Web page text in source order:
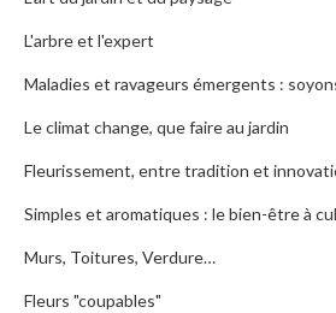
L'arbre et l'expert
Maladies et ravageurs émergents :
Le climat change, que faire au jardin
Fleurissement, entre tradition et
Simples et aromatiques : le bien-être à
Murs, Toitures, Verdure…
Fleurs "coupables"